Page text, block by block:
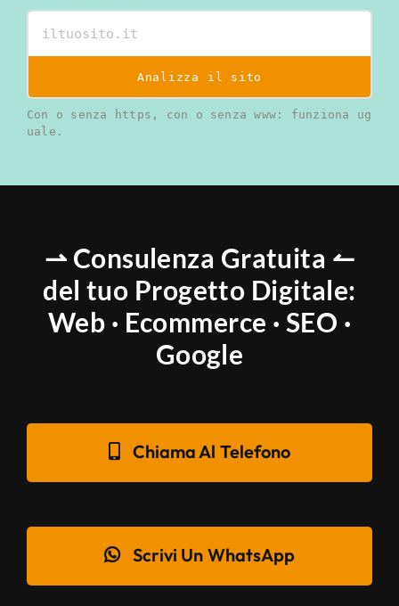
Analizza il sito
Con o senza https, con o senza www: funziona ug
uale.
⇀ Consulenza Gratuita ↼
del tuo Progetto Digitale:
Web · Ecommerce · SEO ·
Google
Chiama Al Telefono
Scrivi Un WhatsApp